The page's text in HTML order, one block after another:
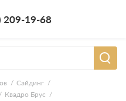
209-19-68
Сайдинг
Квадро Брус